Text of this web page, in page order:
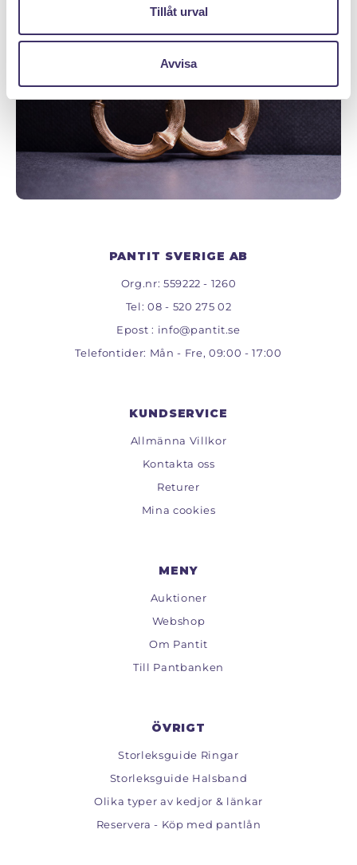
Tillåt urval
Avvisa
PANTIT SVERIGE AB
Org.nr: 559222 - 1260
Tel:08 - 520 275 02
Epost : info@pantit.se
Telefontider: Mån - Fre, 09:00 - 17:00
KUNDSERVICE
Allmänna Villkor
Kontakta oss
Returer
Mina cookies
MENY
Auktioner
Webshop
Om Pantit
Till Pantbanken
ÖVRIGT
Storleksguide Ringar
Storleksguide Halsband
Olika typer av kedjor & länkar
Reservera - Köp med pantlån